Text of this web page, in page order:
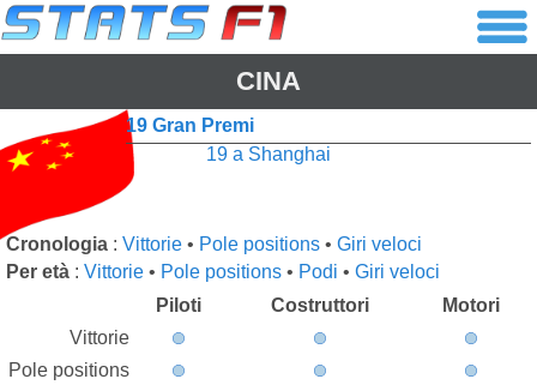
CINA
19 Gran Premi
19 a Shanghai
Cronologia : Vittorie • Pole positions • Giri veloci
Per età : Vittorie • Pole positions • Podi • Giri veloci
Piloti
Costruttori
Motori
Vittorie
Pole positions